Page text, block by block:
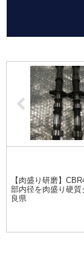
【肉盛り研磨】
部内径を肉盛り硬
良県